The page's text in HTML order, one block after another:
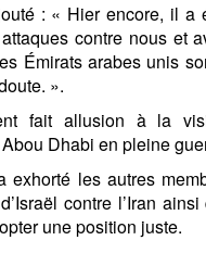
: « Hier encore, il a
contre nous et
Émirats arabes unis
».
fait allusion à la
Dhabi en pleine
exhorté les autres
contre l’Iran
une position juste.